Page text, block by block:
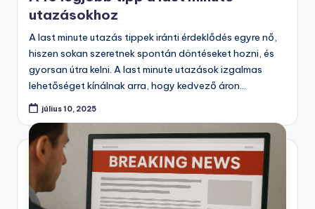
utazásokhoz
A last minute utazás tippek iránti érdeklődés egyre nő,
hiszen sokan szeretnek spontán döntéseket hozni, és
gyorsan útra kelni. A last minute utazások izgalmas
lehetőséget kínálnak arra, hogy kedvező áron…
július 10, 2025